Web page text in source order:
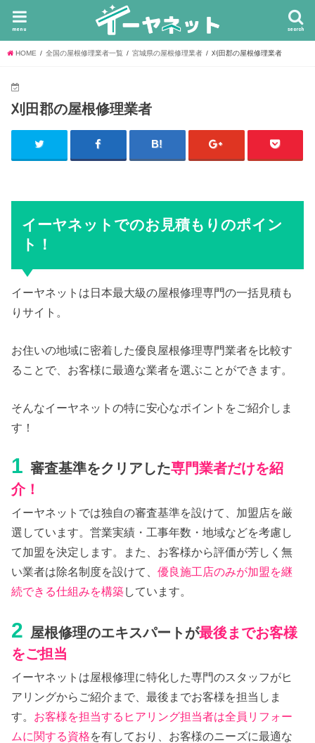
search
menu
HOME 全国の屋根修理業者一覧 宮城県の屋根修理業者 刈田郡の屋根修理業者
刈田郡の屋根修理業者
イーヤネットでのお見積もりのポイン
ト！
イーヤネットは日本最大級の屋根修理専門の一括見積も
りサイト。
お住いの地域に密着した優良屋根修理専門業者を比較す
ることで、お客様に最適な業者を選ぶことができます。
そんなイーヤネットの特に安心なポイントをご紹介しま
す！
1 審査基準をクリアした専門業者だけを紹
介！
イーヤネットでは独自の審査基準を設けて、加盟店を厳
選しています。営業実績・工事年数・地域などを考慮し
て加盟を決定します。また、お客様から評価が芳しく無
い業者は除名制度を設けて、優良施工店のみが加盟を継
続できる仕組みを構築しています。
2 屋根修理のエキスパートが最後までお客様
をご担当
イーヤネットは屋根修理に特化した専門のスタッフがヒ
アリングからご紹介まで、最後までお客様を担当しま
す。 お客様を担当するヒアリング担当者は全員リフォー
ムに関する資格を有しており、お客様のニーズに最適な